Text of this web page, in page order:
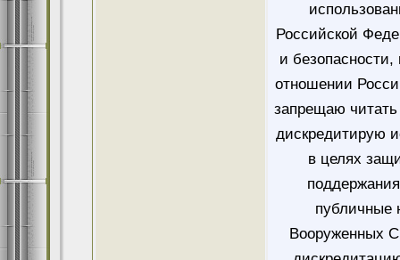
Российской
и безопасности,
отношении
запрещаю читать
дискредитирую
в целях
публичные
Вооруженных